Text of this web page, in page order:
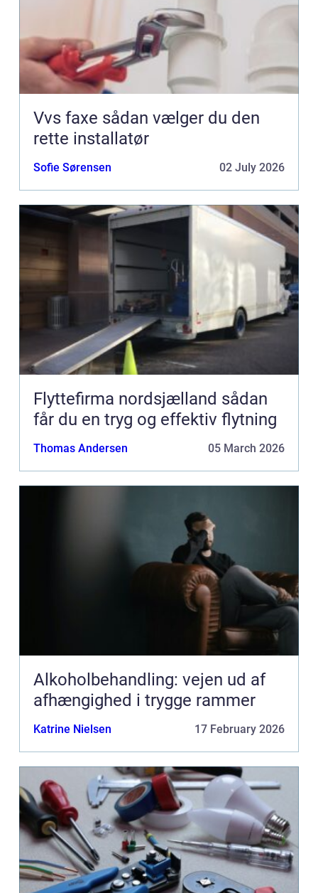
Vvs faxe sådan vælger du den
rette installatør
Sofie Sørensen 02 July 2026
Flyttefirma nordsjælland sådan
får du en tryg og effektiv flytning
Thomas Andersen 05 March 2026
Alkoholbehandling: vejen ud af
afhængighed i trygge rammer
Katrine Nielsen 17 February 2026